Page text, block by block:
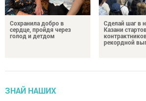
Сохранила добро в
сердце, пройдя через
голод и детдом
Сделай шаг в
Казани
рекордной
ЗНАЙ НАШИХ